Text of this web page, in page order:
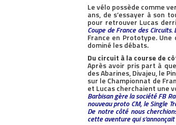
Le vélo possède comme
ans, de s’essayer à son
pour retrouver Lucas
Coupe de France des
France en Prototype.
dominé les débats.
Du circuit à la course de
Après avoir pris part à
des Abarines, Divajeu, le
sur le Championnat de
et Lucas cherchaient une
Barbisan gère la société FB
nouveau proto CM, le Single
De notre côté nous
cette aventure qui